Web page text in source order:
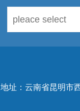
址：云南省昆明市